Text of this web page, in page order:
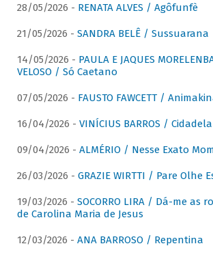
28/05/2026 - RENATA ALVES / Agôfunfè
21/05/2026 - SANDRA BELÊ / Sussuarana
14/05/2026 - PAULA E JAQUES
VELOSO / Só Caetano
07/05/2026 - FAUSTO FAWCETT /
16/04/2026 - VINÍCIUS BARROS / Cidadela
09/04/2026 - ALMÉRIO / Nesse Exato
26/03/2026 - GRAZIE WIRTTI / Pare Olhe
19/03/2026 - SOCORRO LIRA / Dá-me as
de Carolina Maria de Jesus
12/03/2026 - ANA BARROSO / Repentina